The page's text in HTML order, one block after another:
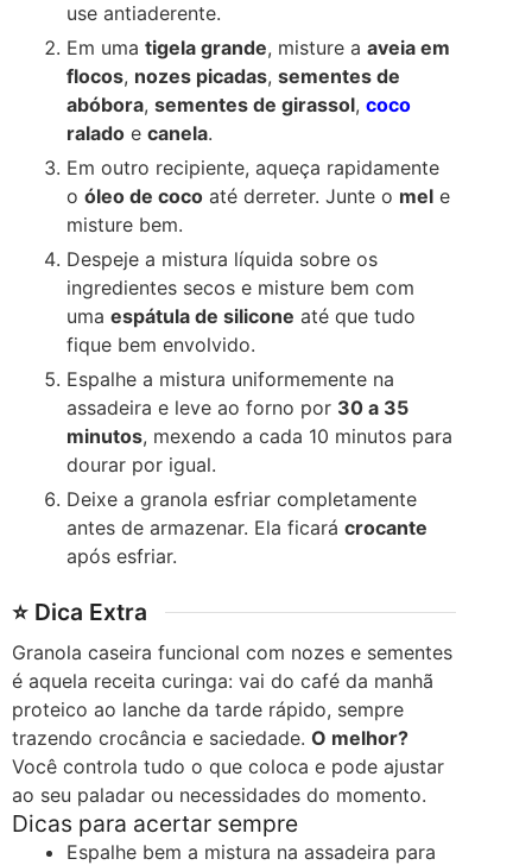
use antiaderente.
Em umatigela grande, misture aaveia em
flocos, nozes picadas,sementes de
abóbora,sementes de girassol,coco
ralado ecanela.
Em outro recipiente, aqueça rapidamente
oóleo de coco até derreter. Junte o mel e
misture bem.
Despeje a mistura líquida sobre os
ingredientes secos e misture bem com
umaespátula de silicone até que tudo
fique bem envolvido.
Espalhe a mistura uniformemente na
assadeira e leve ao forno por 30 a 35
minutos, mexendo a cada 10 minutos para
dourar por igual.
Deixe a granola esfriar completamente
antes de armazenar. Ela ficarácrocante
após esfriar.
⭐ Dica Extra
Granola caseira funcional com nozes e sementes
é aquela receita curinga: vai do café da manhã
proteico ao lanche da tarde rápido, sempre
trazendo crocância e saciedade. O melhor?
Você controla tudo o que coloca e pode ajustar
ao seu paladar ou necessidades do momento.
Dicas para acertar sempre
Espalhe bem a mistura na assadeira para